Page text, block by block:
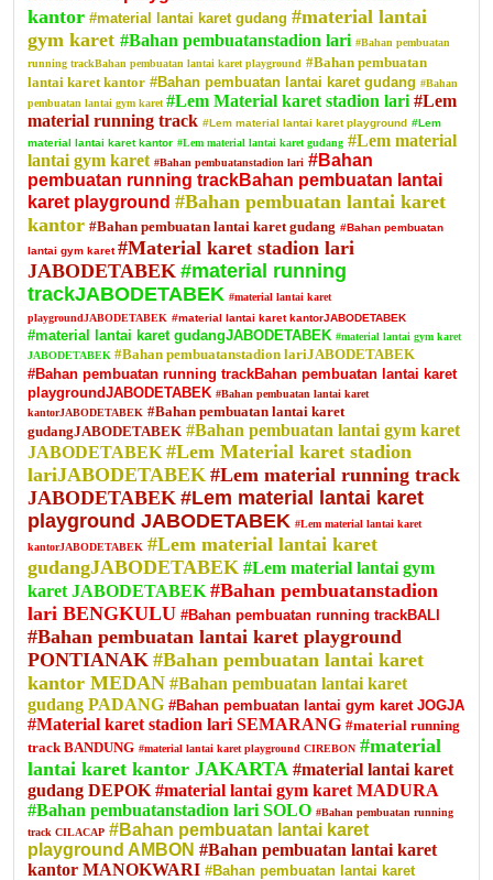
kantor #material lantai karet gudang #material lantai
gym karet #Bahan pembuatanstadion lari #Bahan pembuatan
running trackBahan pembuatan lantai karet playground #Bahan pembuatan
lantai karet kantor #Bahan pembuatan lantai karet gudang #Bahan
pembuatan lantai gym karet#Lem Material karet stadion lari #Lem
material running track #Lem material lantai karet playground #Lem
material lantai karet kantor #Lem material lantai karet gudang #Lem material
lantai gym karet #Bahan pembuatanstadion lari #Bahan
pembuatan running trackBahan pembuatan lantai
karet playground #Bahan pembuatan lantai karet
kantor #Bahan pembuatan lantai karet gudang #Bahan pembuatan
lantai gym karet#Material karet stadion lari
JABODETABEK #material running
trackJABODETABEK #material lantai karet
playgroundJABODETABEK #material lantai karet kantorJABODETABEK
#material lantai karet gudangJABODETABEK #material lantai gym karet
JABODETABEK #Bahan pembuatanstadion lariJABODETABEK
#Bahan pembuatan running trackBahan pembuatan lantai karet
playgroundJABODETABEK #Bahan pembuatan lantai karet
kantorJABODETABEK #Bahan pembuatan lantai karet
gudangJABODETABEK #Bahan pembuatan lantai gym karet
JABODETABEK #Lem Material karet stadion
lariJABODETABEK #Lem material running track
JABODETABEK #Lem material lantai karet
playground JABODETABEK #Lem material lantai karet
kantorJABODETABEK #Lem material lantai karet
gudangJABODETABEK #Lem material lantai gym
karet JABODETABEK #Bahan pembuatanstadion
lari BENGKULU #Bahan pembuatan running trackBALI
#Bahan pembuatan lantai karet playground
PONTIANAK #Bahan pembuatan lantai karet
kantor MEDAN #Bahan pembuatan lantai karet
gudang PADANG #Bahan pembuatan lantai gym karet JOGJA
#Material karet stadion lari SEMARANG #material running
track BANDUNG #material lantai karet playground CIREBON #material
lantai karet kantor JAKARTA #material lantai karet
gudang DEPOK #material lantai gym karet MADURA
#Bahan pembuatanstadion lari SOLO #Bahan pembuatan running
track CILACAP #Bahan pembuatan lantai karet
playground AMBON #Bahan pembuatan lantai karet
kantor MANOKWARI #Bahan pembuatan lantai karet